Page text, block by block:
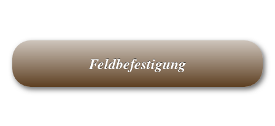
Feldbefestigung